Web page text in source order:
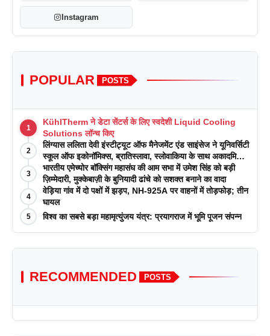
Instagram
POPULAR POSTS
1
KühlTherm ने डेटा सेंटर्स के लिए स्वदेशी Liquid Cooling
Solutions लॉन्च किए
2
लिंग्यास ललिता देवी इंस्टीट्यूट ऑफ मैनेजमेंट एंड साइंसेज ने यूनिवर्सिटी
स्कूल ऑफ इकोनॉमिक्स, ब्रातिस्लावा, स्लोवाकिया के साथ अकादमिक
पत्रिकाओं में प्रकाशन रणनीतियों पर एक दिवसीय कार्यशाला का
आयोजन किया
3
भारतीय एमेच्योर बॉक्सिंग महासंघ की आम सभा में उमेश सिंह को बड़ी
ज़िम्मेदारी, मुक्केबाज़ी के बुनियादी ढांचे को सशक्त बनाने का वादा
4
वेड़िया गांव में दो पक्षों में झड़प, NH-925A पर वाहनों में तोड़फोड़; तीन
घायल
5 विश्व का सबसे बड़ा महामृत्युंजय यंत्र: प्रयागराज में भूमि पूजन संपन्न
RECOMMENDED POSTS